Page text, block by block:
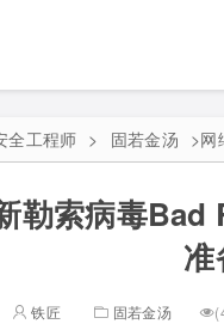
全工程师 > 固若金汤 >网
勒索病毒
准
铁匠 固若金汤